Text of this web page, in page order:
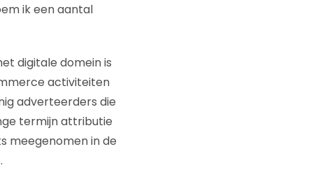
ik een aantal
digitale domein is
activiteiten
adverteerders die
termijn attributie
meegenomen in de